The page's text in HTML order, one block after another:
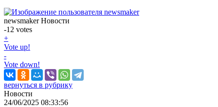
newsmaker Новости
-12 votes
+
Vote up!
-
Vote down!
вернуться в рубрику
Новости
24/06/2025 08:33:56